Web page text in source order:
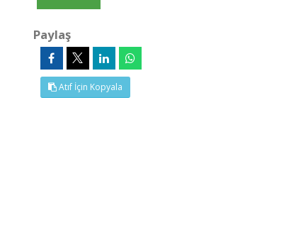
Paylaş
Atıf İçin Kopyala